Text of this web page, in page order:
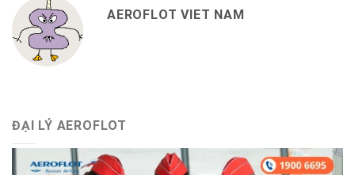
AEROFLOT VIET NAM
ĐẠI LÝ AEROFLOT